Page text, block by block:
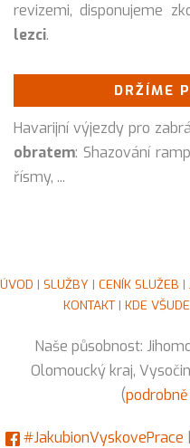
revizemi, disponujeme
lezci.
DRŽÍME
Havarijní výjezdy pro
obratem: Shazování
řísmy, ...
ÚVOD | SLUŽBY | CENÍK SLUŽEB |
KONTAKT| KDE
Naše působnost:
Olomoucký kraj,
(
#JakubionVyskovePrace